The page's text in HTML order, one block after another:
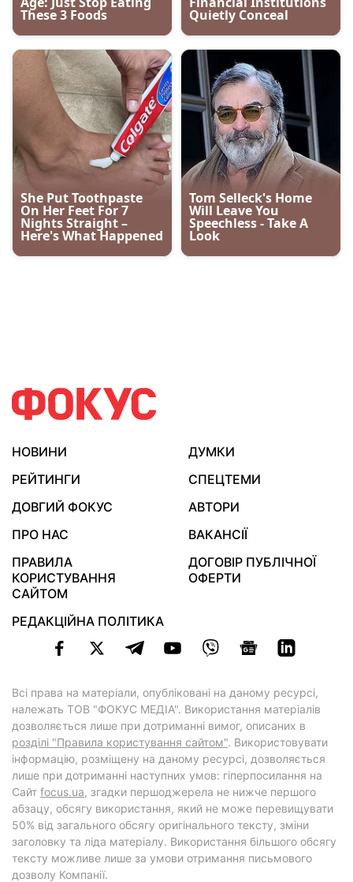
НОВИНИ
ДУМКИ
РЕЙТИНГИ
СПЕЦТЕМИ
ДОВГИЙ ФОКУС
АВТОРИ
ПРО НАС
ВАКАНСІЇ
ПРАВИЛА
КОРИСТУВАННЯ
САЙТОМ
ДОГОВІР ПУБЛІЧНОЇ
ОФЕРТИ
РЕДАКЦІЙНА ПОЛІТИКА
Всі права на матеріали, опубліковані на даному ресурсі,
належать ТОВ "ФОКУС МЕДІА". Використання матеріалів
дозволяється лише при дотриманні вимог, описаних в
розділі "Правила користування сайтом". Використовувати
інформацію, розміщену на даному ресурсі, дозволяється
лише при дотриманні наступних умов: гіперпосилання на
Cайт focus.ua, згадки першоджерела не нижче першого
абзацу, обсягу використання, який не може перевищувати
50% від загального обсягу оригінального тексту, зміни
заголовку та ліда матеріалу. Використання більшого обсягу
тексту можливе лише за умови отримання письмового
дозволу Компанії.